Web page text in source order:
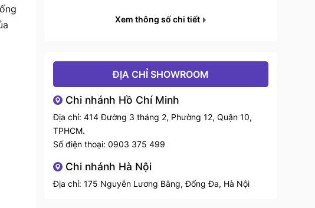
15 chức năng nướng + chức
HydroClean® PRO (làm sạch
bằng hơi nước)
Cửa kính
4 lớp kính cách nhiệt, cửa giảm
Khay, phụ kiện
nướng, 1 MeatProbe (que dò
độ chín thực phẩm)
Xem thông số chi tiết
ĐỊA CHỈ SHOWROOM
Chi nhánh Hồ Chí Minh
Địa chỉ: 414 Đường 3 tháng 2, Phường 12, Quận 10,
TPHCM.
Số điện thoại: 0903 375 499
Chi nhánh Hà Nội
Địa chỉ: 175 Nguyễn Lương Bằng, Đống Đa, Hà Nội